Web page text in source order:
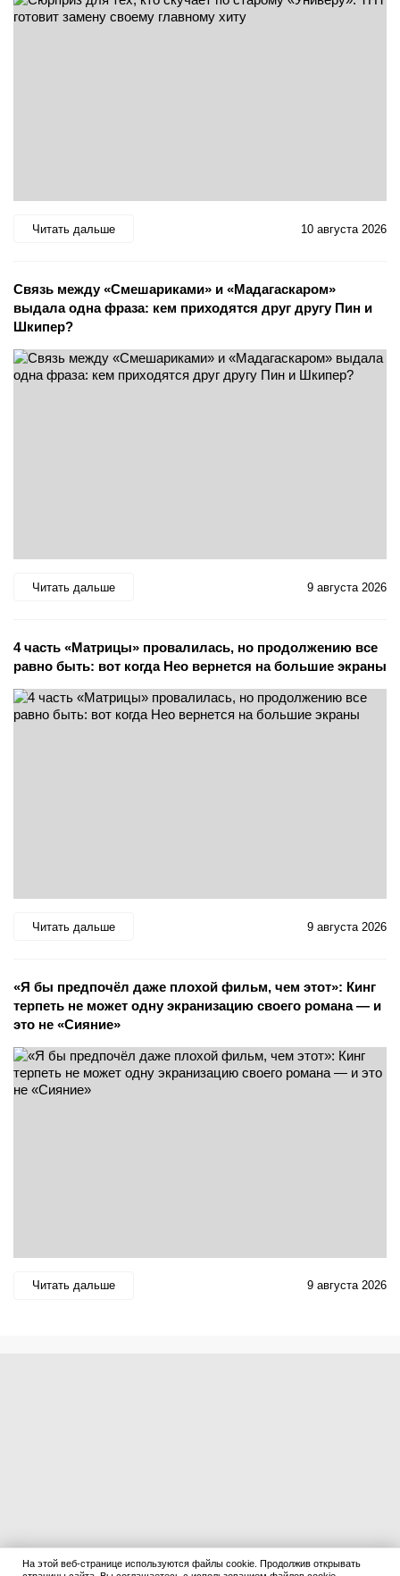
Читать дальше 10 августа 2026
Связь между «Смешариками» и «Мадагаскаром»
выдала одна фраза: кем приходятся друг другу Пин и
Шкипер?
Читать дальше 9 августа 2026
4 часть «Матрицы» провалилась, но продолжению все
равно быть: вот когда Нео вернется на большие экраны
Читать дальше 9 августа 2026
«Я бы предпочёл даже плохой фильм, чем этот»: Кинг
терпеть не может одну экранизацию своего романа — и
это не «Сияние»
Читать дальше 9 августа 2026
На этой веб-странице используются файлы cookie. Продолжив открывать